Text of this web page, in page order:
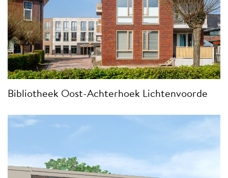
Bibliotheek Oost-Achterhoek Lichtenvoorde